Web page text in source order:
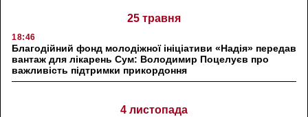
25 травня
18:46
Благодійний фонд молодіжної ініціативи «Надія» передав
вантаж для лікарень Сум: Володимир Поцелуєв про
важливість підтримки прикордоння
4 листопада